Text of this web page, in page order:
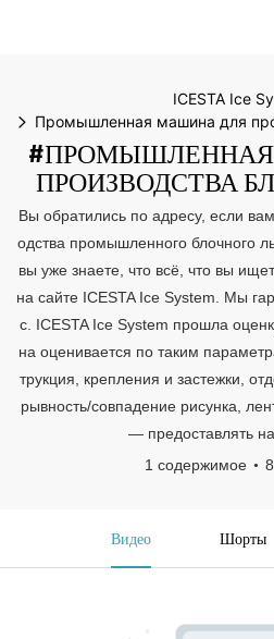
ICESTA Ice
Промышленная машина для
ПРОИЗВОДСТВА
Вы обратились по адресу, если
одства промышленного блочного
вы уже знаете, что всё, что вы
на сайте ICESTA Ice System. Мы
с. ICESTA Ice System прошла
на оценивается по таким
трукция, крепления и застежки,
рывность/совпадение рисунка,
— предоставлять
1 содержимое
Видео Шорты